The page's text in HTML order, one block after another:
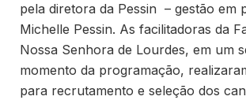
pela diretora da Pessin – gestão em
Michelle Pessin. As facilitadoras da
Nossa Senhora de Lourdes, em um
momento da programação,
para recrutamento e seleção dos